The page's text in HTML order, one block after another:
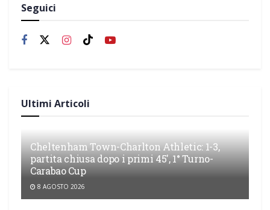
Seguici
Ultimi Articoli
Cheltenham Town-Charlton Athletic: 1-3,
partita chiusa dopo i primi 45′, 1° Turno-
Carabao Cup
8 AGOSTO 2026